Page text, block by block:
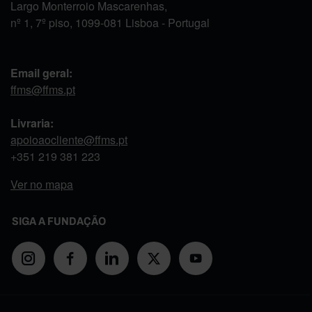
Largo Monterroio Mascarenhas,
nº 1, 7º piso, 1099-081 Lisboa - Portugal
Email geral:
ffms@ffms.pt
Livraria:
apoioaocliente@ffms.pt
+351 219 381 223
Ver no mapa
SIGA A FUNDAÇÃO